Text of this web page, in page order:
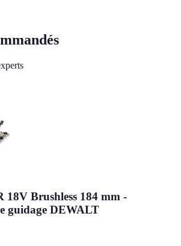
18V Brushless 184 mm -
guidage DEWALT